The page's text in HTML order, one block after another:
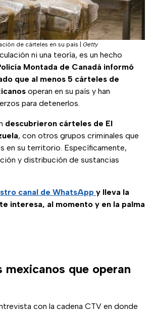
de cárteles en su país Getty
ni una teoría, es un hecho
Montada de Canadá informó
que al menos 5 cárteles de
operan en su país y han
para detenerlos.
descubrieron cárteles de El
, con otros grupos criminales que
en su territorio. Específicamente,
y distribución de sustancias
canal de WhatsApp y lleva la
interesa, al momento y en la palma
mexicanos que operan
con la cadena CTV en donde